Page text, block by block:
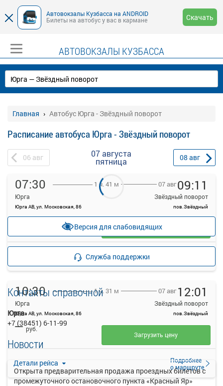
Автовокзалы Кузбасса на ANDROID
Билеты на автобус у вас в кармане
Скачать
АВТОВОКЗАЛЫ КУЗБАССА
Главная Автобус Юрга - Звёздный поворот
Расписание автобуса Юрга - Звёздный поворот
06 авг 07 августа
пятница 08 авг
07:30
Юрга
Юрга АВ, ул. Московская, 86
1 ч. 41 м 07 авг09:11
Звёздный поворот
пов.Звёздный
—
Загрузить цену
10:30
Юрга
Юрга АВ, ул. Московская, 86
1 ч. 31 м 07 авг 12:01
Звёздный поворот
пов.Звёздный
Детали рейса
Подробнее
о маршруте
— руб.
Загрузить цену
Версия для слабовидящих
Служба поддержки
Контакты справочной
Юрга
+7 (38451) 6-11-99
Новости
Открыта предварительная продажа проездных билетов с
промежуточного остановочного пункта «Красный Яр»